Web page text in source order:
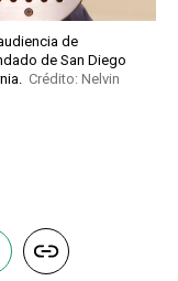
de
de San Diego
Crédito: Nelvin